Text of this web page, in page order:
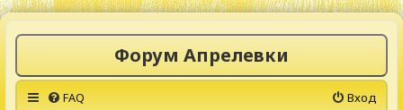
Форум Апрелевки
FAQ
Вход